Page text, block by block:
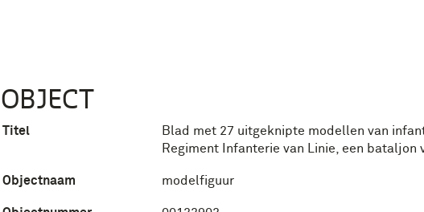
OBJECT
Titel
Blad met 27 uitgeknipte modellen van
Regiment Infanterie van Linie, een bataljon
Objectnaam modelfiguur